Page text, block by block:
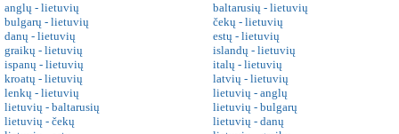
anglų - lietuvių
baltarusių - lietuvių
bulgarų - lietuvių
čekų - lietuvių
danų - lietuvių
estų - lietuvių
graikų - lietuvių
islandų - lietuvių
ispanų - lietuvių
italų - lietuvių
kroatų - lietuvių
latvių - lietuvių
lenkų - lietuvių
lietuvių - anglų
lietuvių - baltarusių
lietuvių - bulgarų
lietuvių - čekų
lietuvių - danų